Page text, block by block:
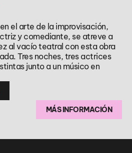
el arte de la improvisación,
y comediante, se atreve a
al vacío teatral con esta obra
Tres noches, tres actrices
junto a un músico en
MÁS INFORMACIÓN